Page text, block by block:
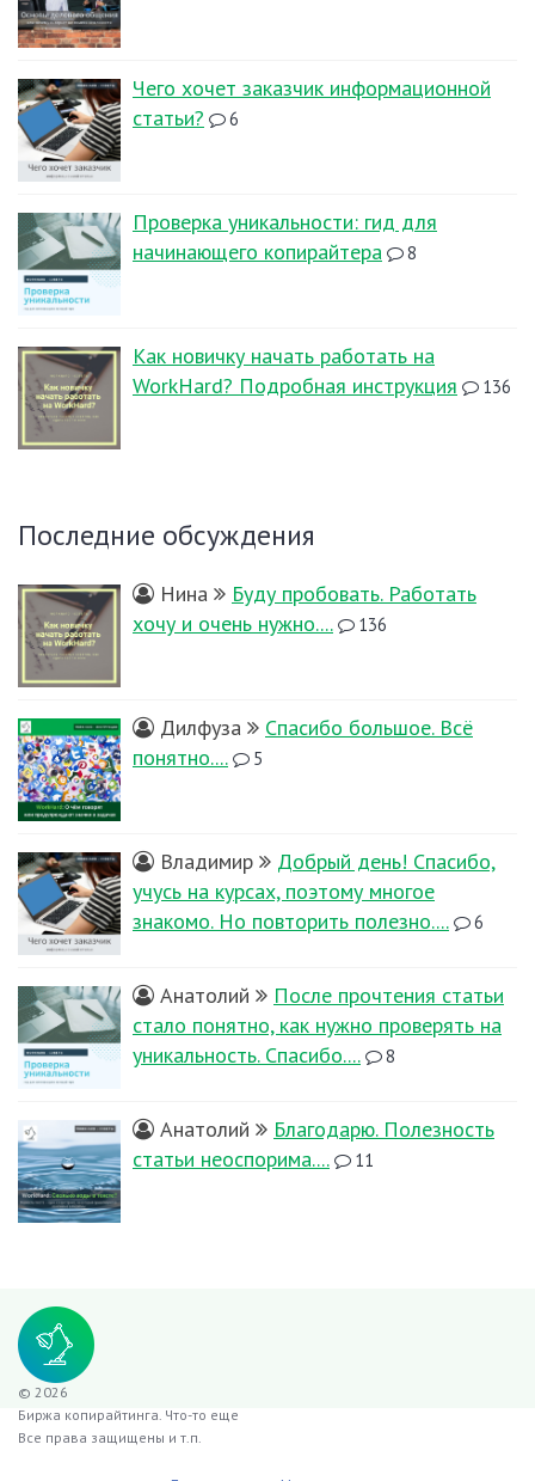
Чего хочет заказчик информационной
статьи?
6
Проверка уникальности: гид для
начинающего копирайтера
8
Как новичку начать работать на
WorkHard? Подробная инструкция
136
Последние обсуждения
Нина
Буду пробовать. Работать
хочу и очень нужно....
136
Дилфуза
Спасибо большое. Всё
понятно....
5
Владимир
Добрый день! Спасибо,
учусь на курсах, поэтому многое
знакомо. Но повторить полезно....
6
Анатолий
После прочтения статьи
стало понятно, как нужно проверять на
уникальность. Спасибо....
8
Анатолий
Благодарю. Полезность
статьи неоспорима....
11
© 2026
Биржа копирайтинга. Что-то еще
Все права защищены и т.п.